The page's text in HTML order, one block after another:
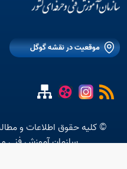
موقعیت در نقشه گوگل
© کلیه حقوق اطلاعات و
سازمان آموزش فنی